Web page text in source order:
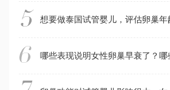
想要做泰国试管婴儿，评估卵巢
哪些表现说明女性卵巢早衰了？哪